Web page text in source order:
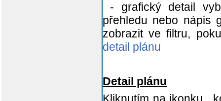
- grafický detail
přehledu nebo nápis
zobrazit ve filtru,
detail plánu
Detail plánu